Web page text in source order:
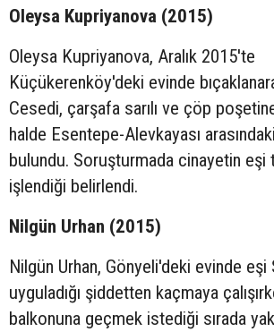
Oleysa Kupriyanova (2015)
Oleysa Kupriyanova, Aralık 2015'te
Küçükerenköy'deki evinde
Cesedi, çarşafa sarılı ve çöp
halde Esentepe-Alevkayası
bulundu. Soruşturmada cinayetin eşi
işlendiği belirlendi.
Nilgün Urhan (2015)
Nilgün Urhan, Gönyeli'deki evinde eşi
uyguladığı şiddetten kaçmaya
balkonuna geçmek istediği sırada